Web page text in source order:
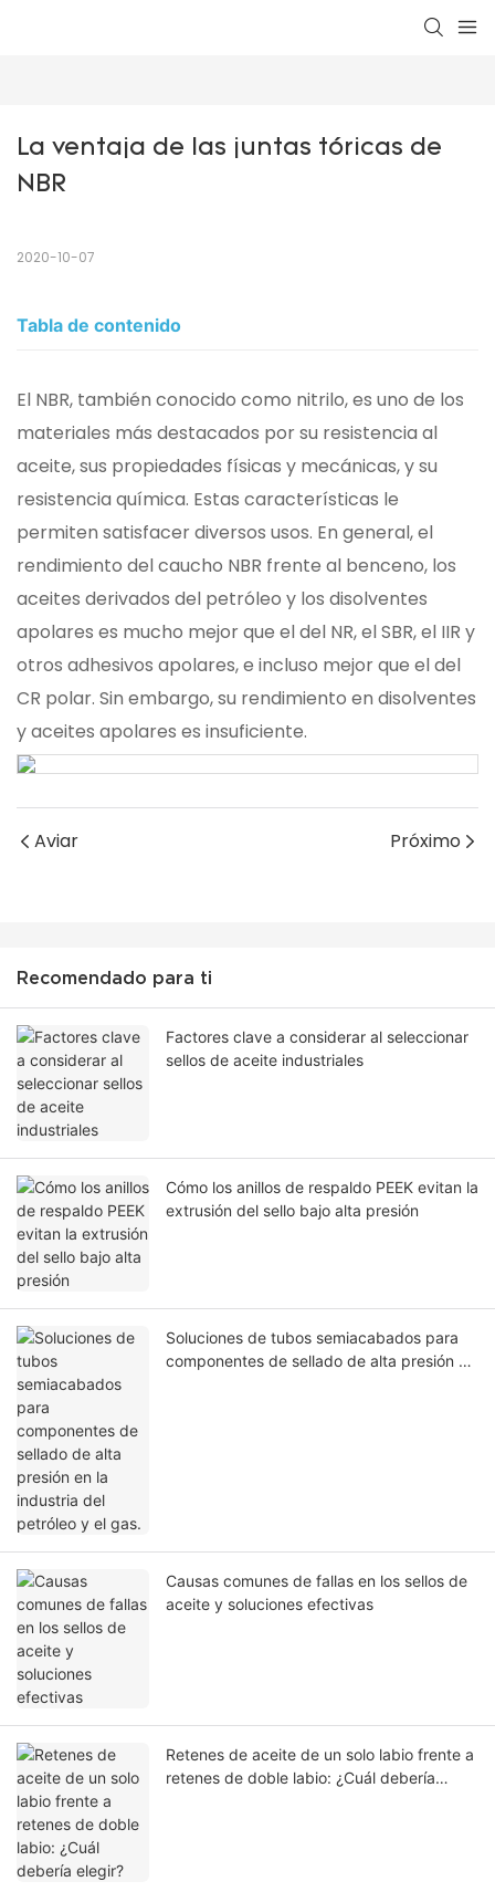
La ventaja de las juntas tóricas de
NBR
2020-10-07
Tabla de contenido
El NBR, también conocido como nitrilo, es uno de los
materiales más destacados por su resistencia al
aceite, sus propiedades físicas y mecánicas, y su
resistencia química. Estas características le
permiten satisfacer diversos usos. En general, el
rendimiento del caucho NBR frente al benceno, los
aceites derivados del petróleo y los disolventes
apolares es mucho mejor que el del NR, el SBR, el IIR y
otros adhesivos apolares, e incluso mejor que el del
CR polar. Sin embargo, su rendimiento en disolventes
y aceites apolares es insuficiente.
Aviar Próximo
Recomendado para ti
Factores clave a considerar al seleccionar
sellos de aceite industriales
Cómo los anillos de respaldo PEEK evitan la
extrusión del sello bajo alta presión
Soluciones de tubos semiacabados para
componentes de sellado de alta presión en
Causas comunes de fallas en los sellos de
aceite y soluciones efectivas
Retenes de aceite de un solo labio frente a
retenes de doble labio: ¿Cuál debería